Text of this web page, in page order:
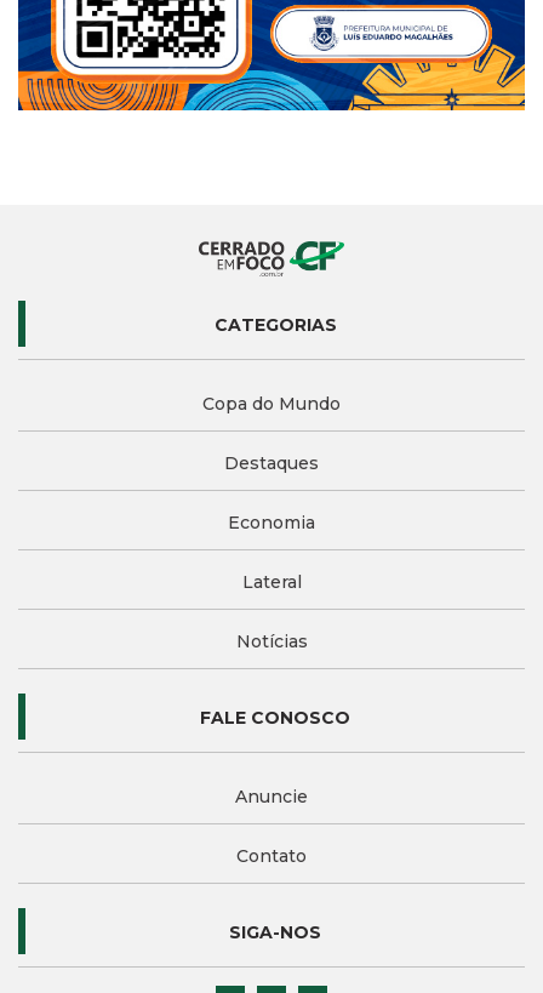
CATEGORIAS
Copa do Mundo
Destaques
Economia
Lateral
Notícias
FALE CONOSCO
Anuncie
Contato
SIGA-NOS